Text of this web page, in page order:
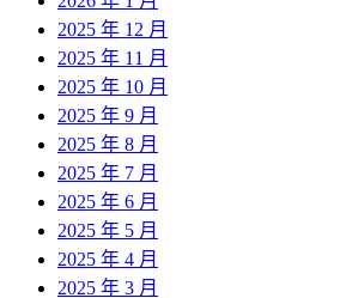
2025 年 12 月
2025 年 11 月
2025 年 10 月
2025 年 9 月
2025 年 8 月
2025 年 7 月
2025 年 6 月
2025 年 5 月
2025 年 4 月
2025 年 3 月